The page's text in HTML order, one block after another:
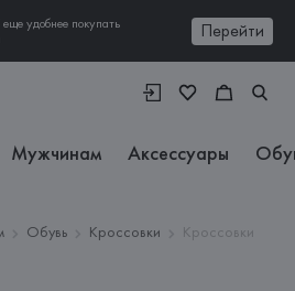
удобнее покупать
Перейти
Мужчинам Аксессуары
Обувь Кроссовки
Кроссовки